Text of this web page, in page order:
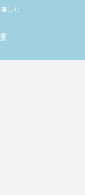
しむ